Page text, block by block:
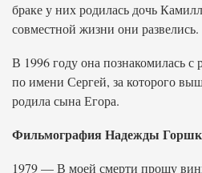
браке у них родилась дочь
совместной жизни они развелись.
В 1996 году она познакомилась
по имени Сергей, за которого
родила сына Егора.
Фильмография Надежды
1979 — В моей смерти прошу